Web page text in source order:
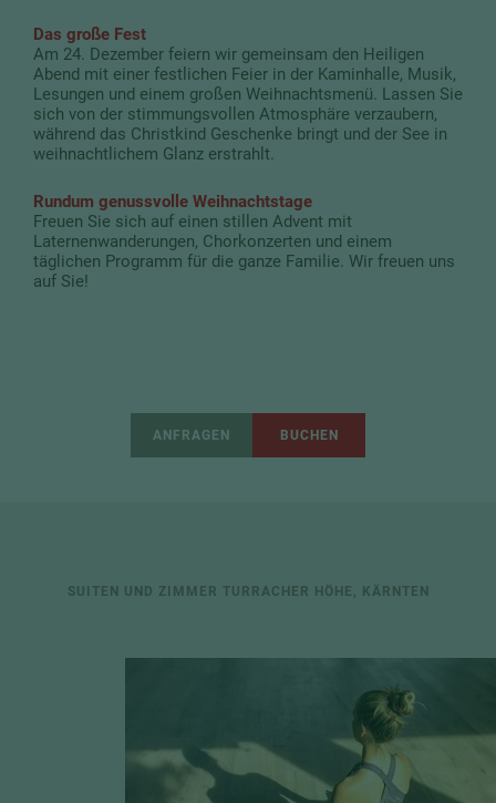
Das große Fest
Am 24. Dezember feiern wir gemeinsam den Heiligen
Abend mit einer festlichen Feier in der Kaminhalle, Musik,
Lesungen und einem großen Weihnachtsmenü. Lassen Sie
sich von der stimmungsvollen Atmosphäre verzaubern,
während das Christkind Geschenke bringt und der See in
weihnachtlichem Glanz erstrahlt.
Rundum genussvolle Weihnachtstage
Freuen Sie sich auf einen stillen Advent mit
Laternenwanderungen, Chorkonzerten und einem
täglichen Programm für die ganze Familie. Wir freuen uns
auf Sie!
ANFRAGEN BUCHEN
SUITEN UND ZIMMER TURRACHER HÖHE, KÄRNTEN